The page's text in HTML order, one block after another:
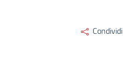
Condividi